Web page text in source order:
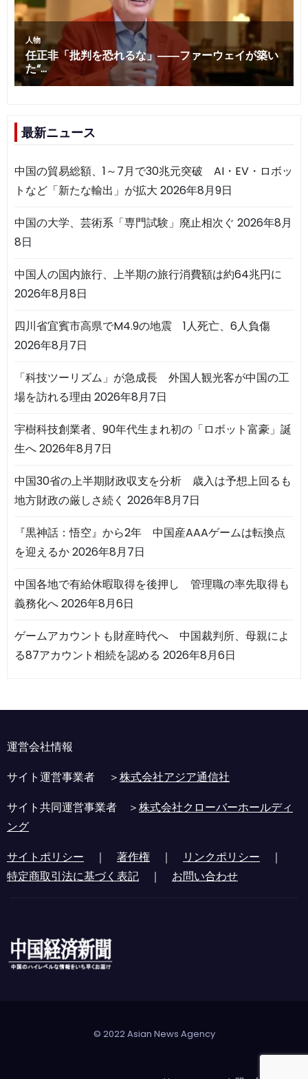
最新ニュース
中国の貿易総額、1～7月で30兆元突破 AI・EV・ロボッ
トなど「新たな輸出」が拡大 2026年8月9日
中国の大学、芸術系「専門試験」廃止相次ぐ 2026年8月
8日
中国人の国内旅行、上半期の旅行消費額は約64兆円に
2026年8月8日
四川省宜賓市高県でM4.9の地震 1人死亡、6人負傷
2026年8月7日
「科技ツーリズム」が急成長 外国人観光客が中国の工
場を訪れる理由 2026年8月7日
宇樹科技創業者、90年代生まれ初の「ロボット富豪」誕
生へ2026年8月7日
中国30省の上半期財政収支を分析 歳入は予想上回るも
地方財政の厳しさ続く 2026年8月7日
『黒神話：悟空』から2年 中国産AAAゲームは転換点
を迎えるか2026年8月7日
中国各地で有給休暇取得を後押し 管理職の率先取得も
義務化へ2026年8月6日
ゲームアカウントも財産時代へ 中国裁判所、母親によ
る87アカウント相続を認める 2026年8月6日
運営会社情報
サイト運営事業者 ＞株式会社アジア通信社
サイト共同運営事業者 ＞株式会社クローバーホールディ
ング
サイトポリシー ｜ 著作権 ｜ リンクポリシー ｜
特定商取引法に基づく表記 ｜ お問い合わせ
© 2022 Asian News Agency